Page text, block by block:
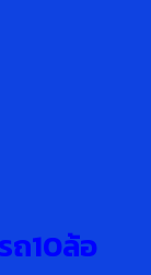
ถ10ล้อ